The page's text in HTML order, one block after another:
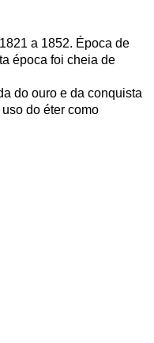
a 1852. Época de
época foi cheia de
do ouro e da conquista
do éter como